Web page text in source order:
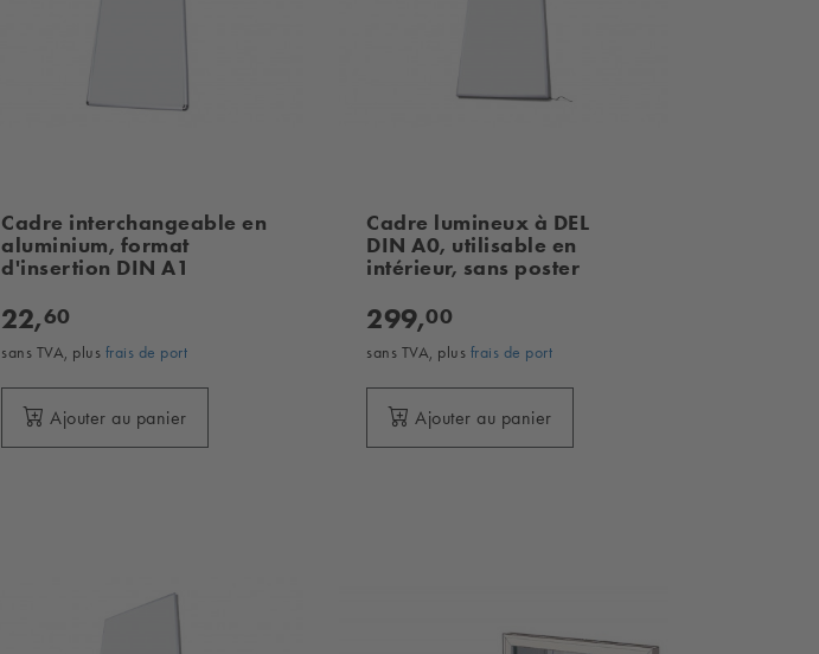
Cadre interchangeable en
aluminium, format
d'insertion DIN A1
22,60
sans TVA, plus frais de port
Ajouter au panier
Cadre lumineux à DEL
DIN A0, utilisable en
intérieur, sans poster
299,00
sans TVA, plus frais de port
Ajouter au panier